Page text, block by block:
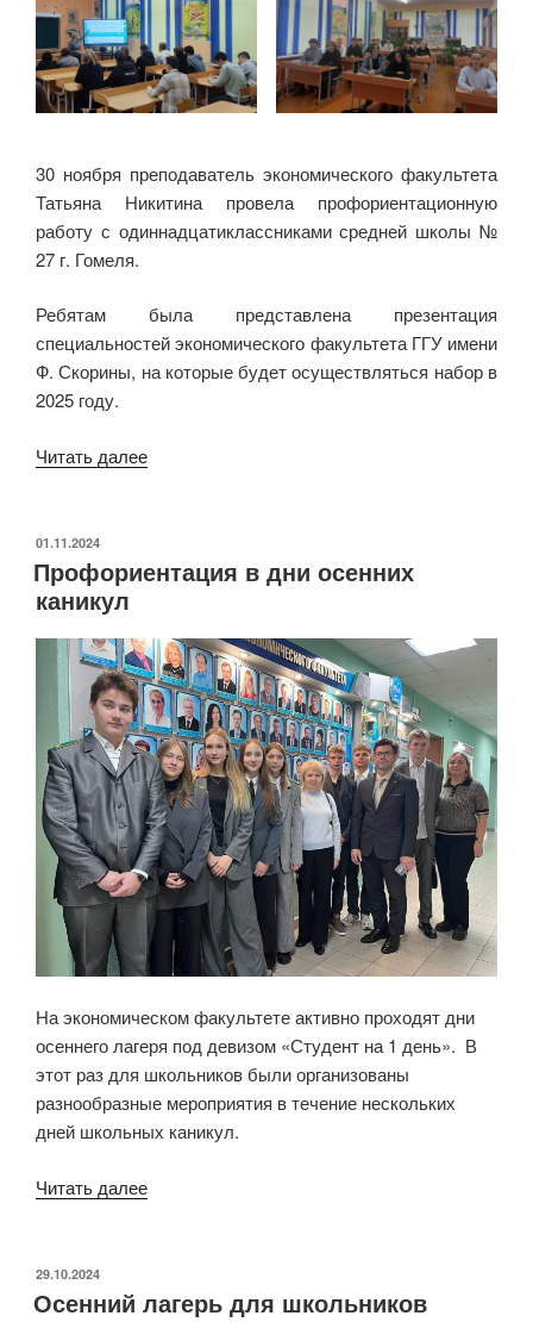
30 ноября преподаватель экономического факультета
Татьяна Никитина провела профориентационную
работу с одиннадцатиклассниками средней школы №
27 г. Гомеля.
Ребятам была представлена презентация
специальностей экономического факультета ГГУ имени
Ф. Скорины, на которые будет осуществляться набор в
2025 году.
Читать далее«Профориентация
27
ОПУБЛИКОВАНО
01.11.2024
Профориентация в дни осенних
каникул
На экономическом факультете активно проходят дни
осеннего лагеря под девизом «Студент на 1 день». В
этот раз для школьников были организованы
разнообразные мероприятия в течение нескольких
дней школьных каникул.
Читать далее«Профориентация
каникул»
ОПУБЛИКОВАНО
29.10.2024
Осенний лагерь для школьников